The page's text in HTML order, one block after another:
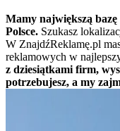
Mamy największą
Polsce. Szukasz
W ZnajdźReklamę.pl
reklamowych w
z dziesiątkami firm,
potrzebujesz, a my